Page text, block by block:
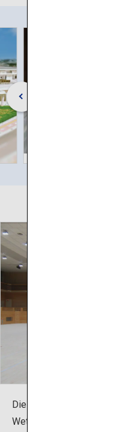
Die Kampfsporthalle
Wettkampfplätze, die in